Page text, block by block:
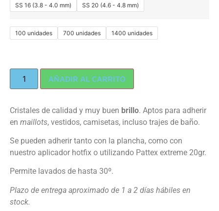
SS 16 (3.8 - 4.0 mm)
SS 20 (4.6 - 4.8 mm)
100 unidades 700 unidades 1400 unidades
AÑADIR AL CARRITO
Cristales de calidad y muy buen brillo. Aptos para adherir
en maillots, vestidos, camisetas, incluso trajes de baño.
Se pueden adherir tanto con la plancha, como con
nuestro aplicador hotfix o utilizando Pattex extreme 20gr.
Permite lavados de hasta 30º.
Plazo de entrega aproximado de 1 a 2 días hábiles en
stock.